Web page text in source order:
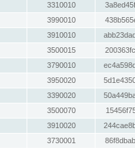
3310010
3990010
3910010
3500015
3790010
3950020
3390020
3500070
3910020
3730001